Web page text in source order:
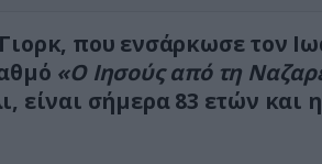
που ενσάρκωσε τον
«Ο Ιησούς από τη
είναι σήμερα 83 ετών και